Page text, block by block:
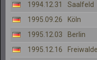
1994.12.31
Saalfeld
1995.09.26
Köln
1995.12.03
Berlin
1995.12.16
Freiwalde